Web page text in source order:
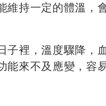
維持一定的體溫，
子裡，溫度驟降，
能來不及應變，容